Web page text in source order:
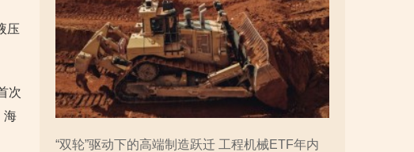
压
次
海
“双轮”驱动下的高端制造跃迁 工程机械ETF年内